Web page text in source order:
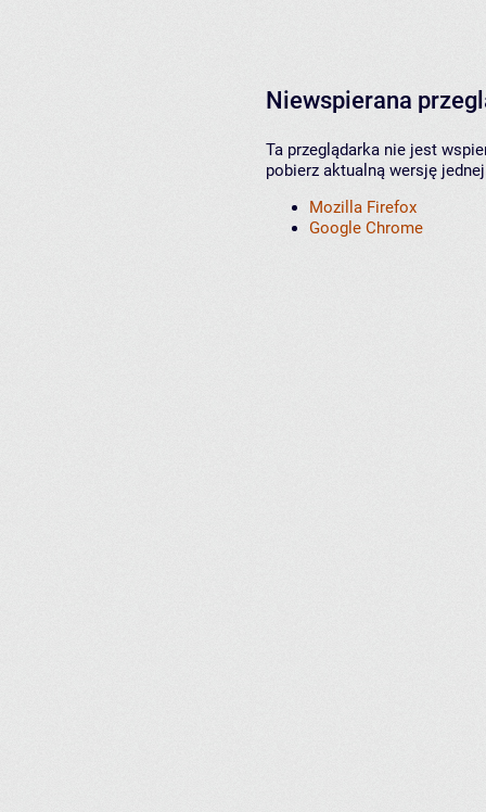
Niewspierana
Ta przeglądarka nie jest
pobierz aktualną wersję
Mozilla Firefox
Google Chrome